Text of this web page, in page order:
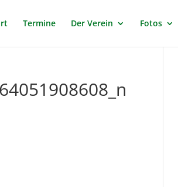
Termine Der Verein Fotos